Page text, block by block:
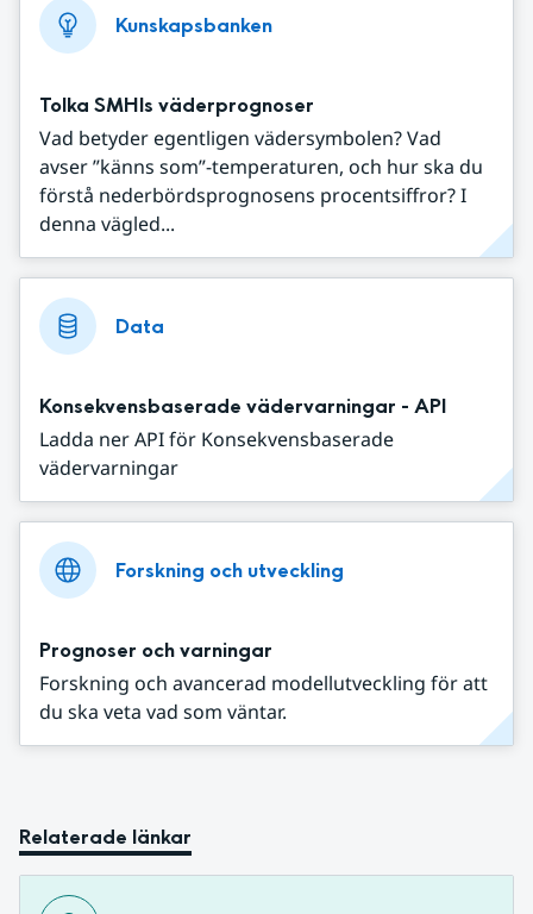
Kunskapsbanken
Tolka SMHIs väderprognoser
Vad betyder egentligen vädersymbolen? Vad
avser ”känns som”-temperaturen, och hur ska du
förstå nederbördsprognosens procentsiffror? I
denna vägled...
Data
Konsekvensbaserade vädervarningar - API
Ladda ner API för Konsekvensbaserade
vädervarningar
Forskning och utveckling
Prognoser och varningar
Forskning och avancerad modellutveckling för att
du ska veta vad som väntar.
Relaterade länkar